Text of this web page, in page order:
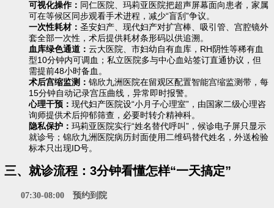
可视化操作： 同仁医院、玛莉亚医院把超声屏幕面向患者，家属
可在等候区同步观看手术进程，减少“盲刮”争议。
一次性耗材：圣安妇产、现代妇产对扩宫棒、吸引管、宫腔镜外
套全部一次性，术后提供耗材条形码以供追溯。
血库绿色通道：云大医院、市妇幼自有血库，RH阴性等稀有血
型10分钟内可调血；私立医院多与中心血站签订直通协议，但
需提前48小时备血。
术后宫缩监测：锦欣九洲医院在留观区配置智能宫缩监测带，每
15分钟自动记录宫压曲线，异常即时报警。
心理干预：现代妇产医院设“小月子心理室”，由国家二级心理咨
询师提供术后抑郁筛查，必要时转介精神科。
隐私保护：玛莉亚医院实行“姓名替代呼叫”，候诊电子屏只显示
就诊号；锦欣九洲医院病历封面使用二维码替代姓名，外送检验
标本只出现ID号。
三、就诊流程：3分钟看懂怎样“一天搞定”
07:30-08:00 预约到院